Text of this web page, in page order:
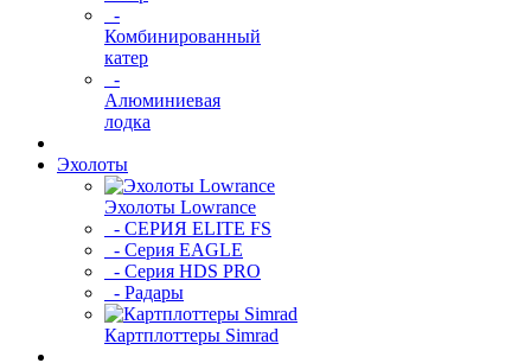
-
Комбинированный
катер
-
Алюминиевая
лодка
Эхолоты
Эхолоты Lowrance
- СЕРИЯ ELITE FS
- Серия EAGLE
- Серия HDS PRO
- Радары
Картплоттеры Simrad